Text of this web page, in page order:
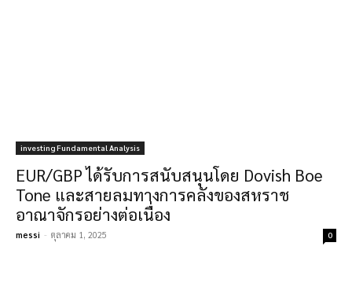
investing Fundamental Analysis
EUR/GBP ได้รับการสนับสนุนโดย Dovish Boe
Tone และสายลมทางการคลังของสหราช
อาณาจักรอย่างต่อเนื่อง
messi - ตุลาคม 1, 2025 0